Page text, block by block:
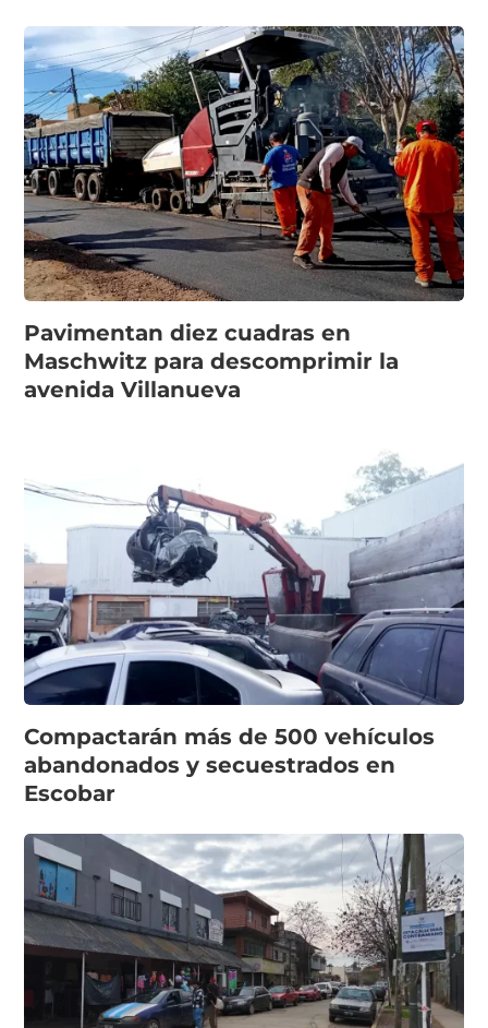
Pavimentan diez cuadras en
Maschwitz para descomprimir la
avenida Villanueva
Compactarán más de 500 vehículos
abandonados y secuestrados en
Escobar